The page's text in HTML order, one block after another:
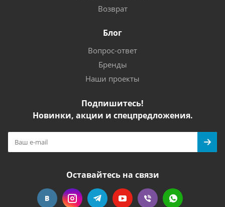
Возврат
Блог
Вопрос-ответ
Бренды
Наши проекты
Подпишитесь!
Новинки, акции и спецпредложения.
Оставайтесь на связи